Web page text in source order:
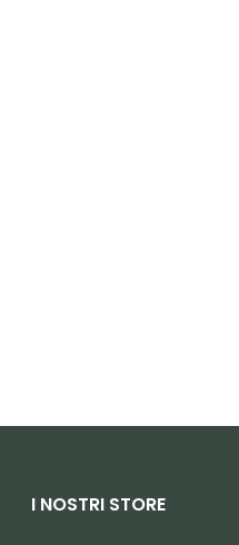
I NOSTRI STORE